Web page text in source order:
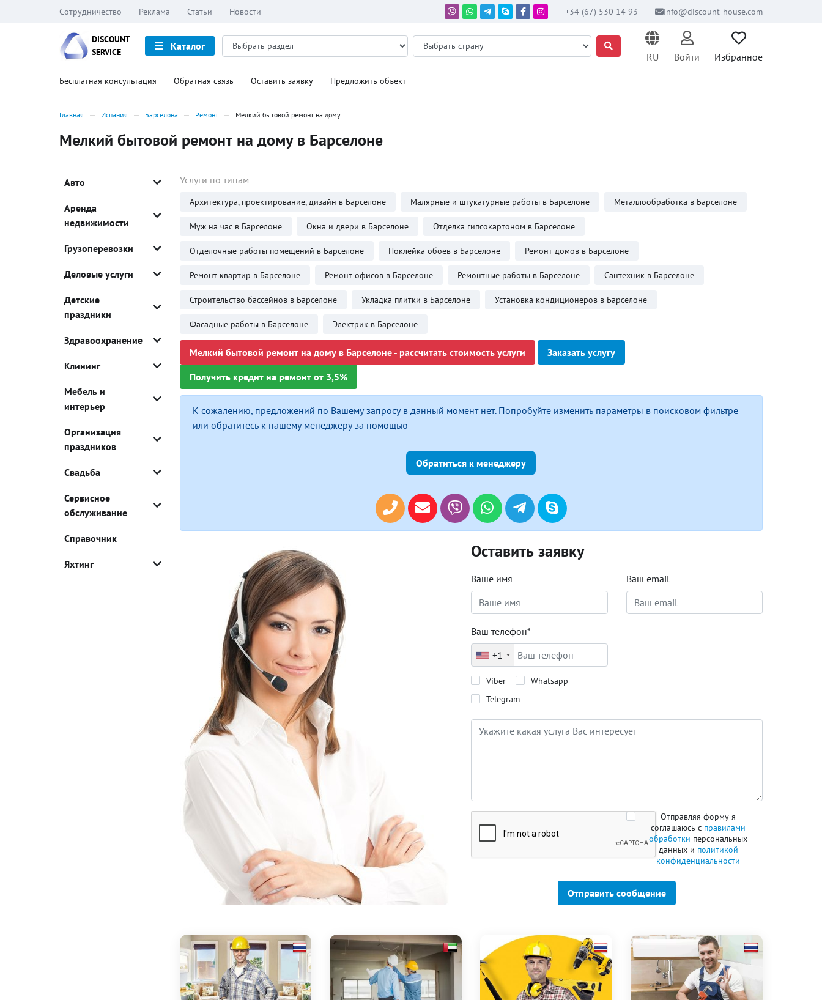
Сотрудничество Реклама Статьи Новости +34 (67) 530 14 93 info@discount-house.com
DISCOUNT
SERVICE
Каталог
RU
Войти Избранное
Бесплатная консультация Обратная связь Оставить заявку Предложить объект
Главная Испания Барселона Ремонт Мелкий бытовой ремонт на дому
Мелкий бытовой ремонт на дому в Барселоне
Авто
Аренда
недвижимости
Грузоперевозки
Деловые услуги
Детские
праздники
Здравоохранение
Клининг
Мебель и
интерьер
Организация
праздников
Свадьба
Сервисное
обслуживание
Справочник
Яхтинг
Услуги по типам
Архитектура, проектирование, дизайн в Барселоне Малярные и штукатурные работы в Барселоне Металлообработка в Барселоне
Муж на час в Барселоне Окна и двери в Барселоне Отделка гипсокартоном в Барселоне
Отделочные работы помещений в Барселоне Поклейка обоев в Барселоне Ремонт домов в Барселоне
Ремонт квартир в Барселоне Ремонт офисов в Барселоне Ремонтные работы в Барселоне Сантехник в Барселоне
Строительство бассейнов в Барселоне Укладка плитки в Барселоне Установка кондиционеров в Барселоне
Фасадные работы в Барселоне Электрик в Барселоне
Мелкий бытовой ремонт на дому в Барселоне - рассчитать стоимость услуги
Заказать услугу
Получить кредит на ремонт от 3,5%
К сожалению, предложений по Вашему запросу в данный момент нет. Попробуйте изменить параметры в поисковом фильтре
или обратитесь к нашему менеджеру за помощью
Обратиться к менеджеру
Оставить заявку
Ваше имя Ваш email
Ваш телефон*
+1
Viber
Whatsapp
Telegram
Отправляя форму я
соглашаюсь с правилами
обработки персональных
данных и политикой
конфиденциальности
Отправить сообщение